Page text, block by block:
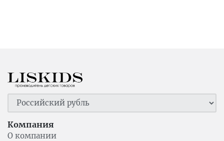
Компания
О компании